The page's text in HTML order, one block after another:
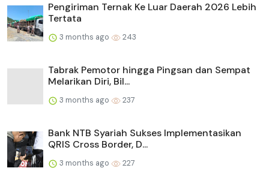
Pengiriman Ternak Ke Luar Daerah 2026 Lebih
Tertata
3 months ago 243
Tabrak Pemotor hingga Pingsan dan Sempat
Melarikan Diri, Bil...
3 months ago 237
Bank NTB Syariah Sukses Implementasikan
QRIS Cross Border, D...
3 months ago 227